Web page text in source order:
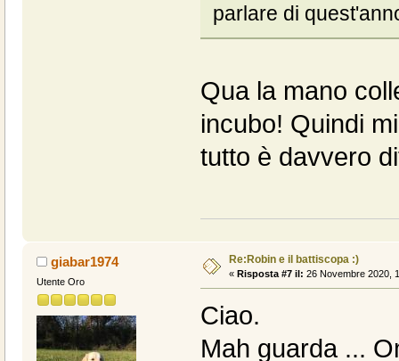
parlare di
Qua la mano
incubo! Quindi
tutto è davvero
giabar1974
Utente Oro
Re:Robin e il battiscopa :)
« Risposta #7 il: 26 Novembre 2020,
Ciao.
Mah guarda ...